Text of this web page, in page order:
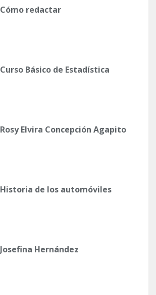
Cómo redactar
Curso Básico de Estadística
Rosy Elvira Concepción Agapito
Historia de los automóviles
Josefina Hernández